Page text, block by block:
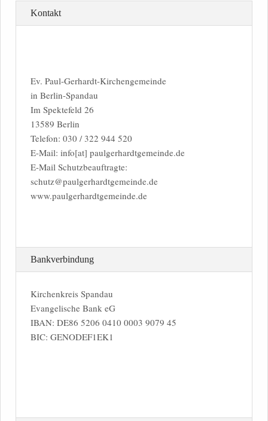
Kontakt
Ev. Paul-Gerhardt-Kirchengemeinde
in Berlin-Spandau
Im Spektefeld 26
13589 Berlin
Telefon: 030 / 322 944 520
E-Mail: info[at] paulgerhardtgemeinde.de
E-Mail Schutzbeauftragte:
schutz@paulgerhardtgemeinde.de
www.paulgerhardtgemeinde.de
Bankverbindung
Kirchenkreis Spandau
Evangelische Bank eG
IBAN: DE86 5206 0410 0003 9079 45
BIC: GENODEF1EK1